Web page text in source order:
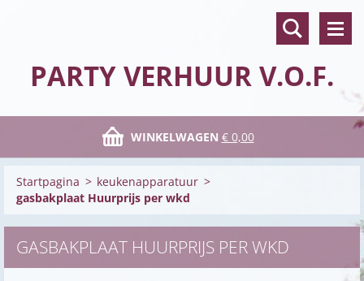
PARTY VERHUUR V.O.F.
WINKELWAGEN € 0,00
Startpagina > keukenapparatuur >
gasbakplaat Huurprijs per wkd
GASBAKPLAAT HUURPRIJS PER WKD